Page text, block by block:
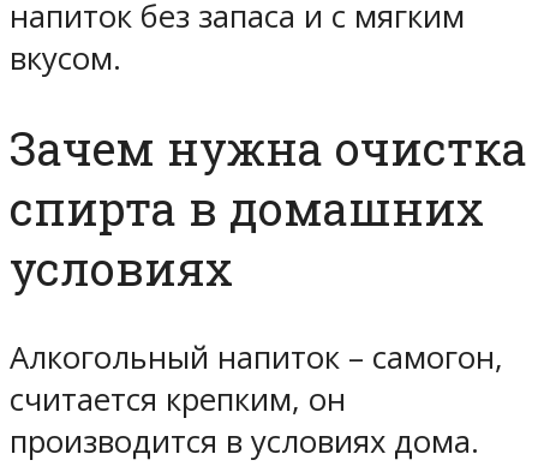
напиток без запаса и с мягким
вкусом.
Зачем нужна очистка
спирта в домашних
условиях
Алкогольный напиток – самогон,
считается крепким, он
производится в условиях дома.